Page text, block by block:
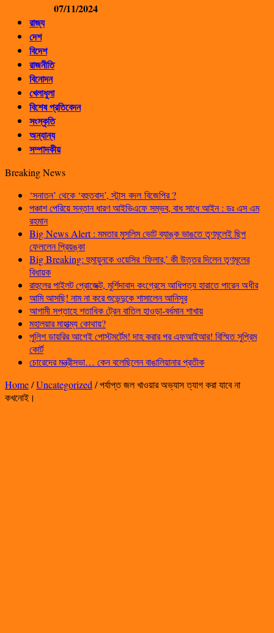
07/11/2024
রাজ্য
দেশ
বিদেশ
রাজনীতি
বিনোদন
খেলাধুলা
বিশেষ প্রতিবেদন
সংস্কৃতি
অন্যান্য
সম্পাদকীয়
Breaking News
‘সনাতন’ থেকে ‘বহুতবাদ’, স্টান্স বদল বিজেপির ?
পঞ্চাশ পেরিয়ে সন্তান ধারণ আইভিএফে সম্ভব, বাধ সাধে আইন : ডঃ এস এম
রহমান
Big News Alert : মমতার মুসলিম ভোট ব্যাঙ্ক ভাঙতে তৃণমূলেই ছিপ
ফেললেন প্রিয়ঙ্কা
Big Breaking: হুমায়ুনকে ওয়েসির ‘ফিলার,’ কী উত্তর দিলেন তৃণমূলের
বিধায়ক
রাহুলের পাইলট প্রোজেক্ট, মুর্শিদাবাদ কংগ্রেসে আধিপত্য হারাতে পারেন অধীর
আমি আসছি! নাম না করে শুভেন্দুকে শাসালেন আনিসুর
আগামী সপ্তাহে শতাধিক ট্রেন বাতিল হাওড়া-বর্ধমান শাখায়
মহালয়ার মাহাত্ম্য কোথায়?
পুলিশ ডায়রির আগেই পোস্টমর্টেম! দাহ করার পর এফআইআর! বিস্মিত সুপ্রিম
কোর্ট
চোরেদের মন্ত্রীসভা… কেন বলেছিলেন বাঙালিয়ানার প্রতীক
Home/Uncategorized /পর্যাপ্ত জল খাওয়ার অভ্যাস ত্যাগ করা যাবে না
কখনোই।